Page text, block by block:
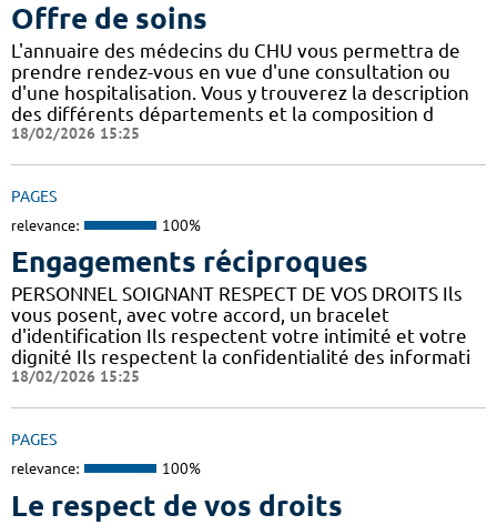
Offre de soins
L'annuaire des médecins du CHU vous permettra de
prendre rendez-vous en vue d'une consultation ou
d'une hospitalisation. Vous y trouverez la description
des différents départements et la composition d
18/02/2026 15:25
PAGES
relevance: 100%
Engagements réciproques
PERSONNEL SOIGNANT RESPECT DE VOS DROITS Ils
vous posent, avec votre accord, un bracelet
d'identification Ils respectent votre intimité et votre
dignité Ils respectent la confidentialité des informati
18/02/2026 15:25
PAGES
relevance: 100%
Le respect de vos droits